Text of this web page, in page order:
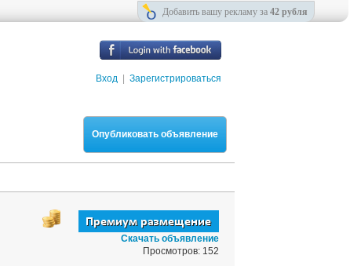
Вход Зарегистрироваться
Опубликовать объявление
Скачать объявление
Просмотров: 152
Добавить вашу рекламу за 42 рубля